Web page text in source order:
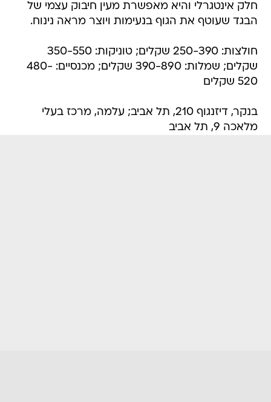
חלק אינטגרלי והיא מאפשרת מעין חיבוק עצמי של
הבגד שעוטף את הגוף בנעימות ויוצר מראה נינוח.
חולצות: 250-390 שקלים; טוניקות: 350-550
שקלים; שמלות: 390-890 שקלים; מכנסיים: 480-
520 שקלים
בנקר, דיזנגוף 210, תל אביב; עלמה, מרכז בעלי
מלאכה 9, תל אביב